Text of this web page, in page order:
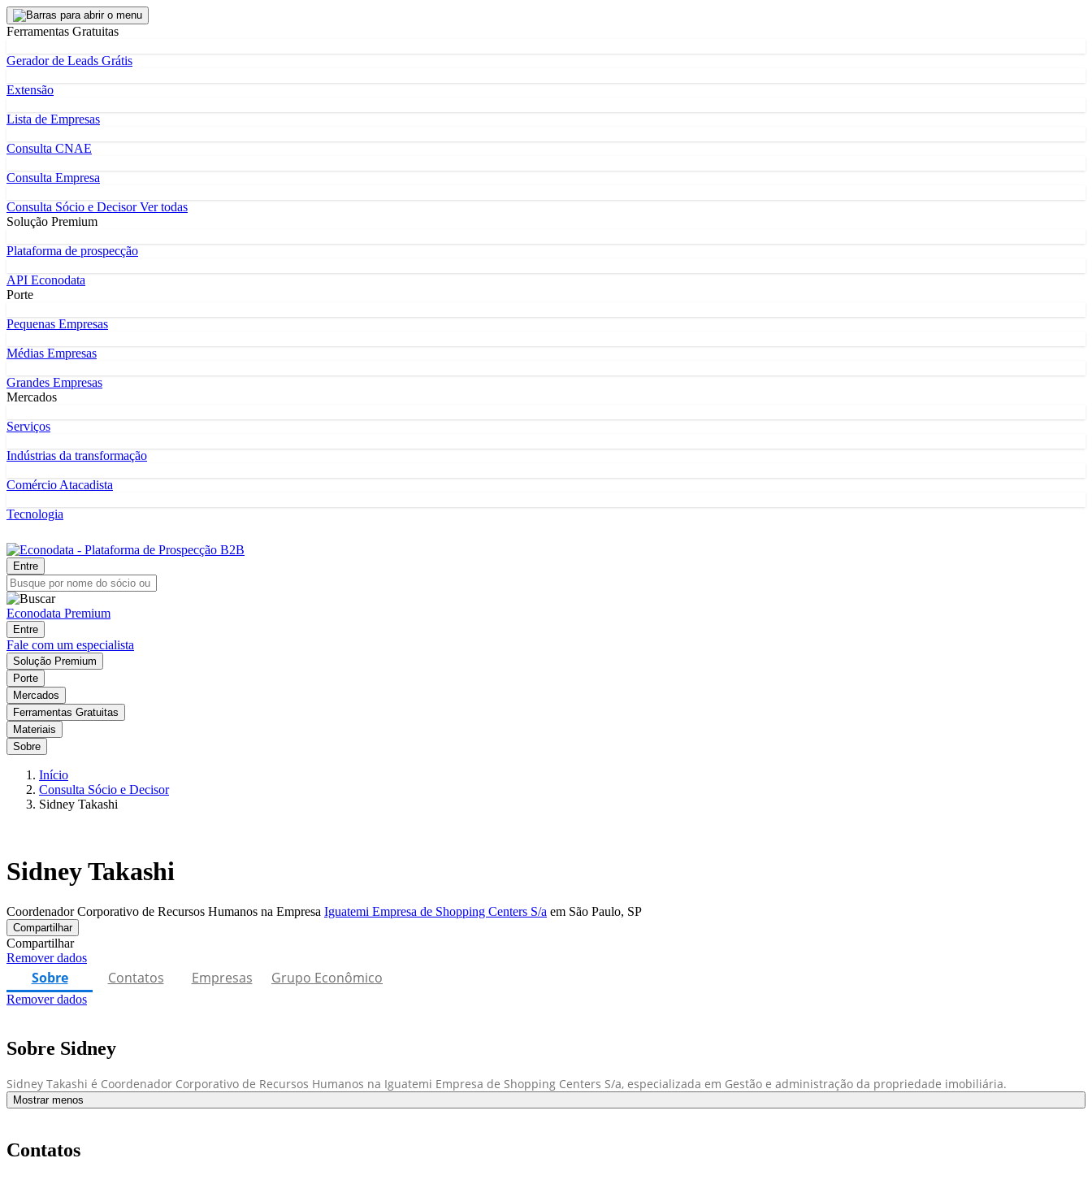
Ferramentas Gratuitas
Gerador de Leads Grátis
Extensão
Lista de Empresas
Consulta CNAE
Consulta Empresa
Consulta Sócio e DecisorVer todas
Solução Premium
Plataforma de prospecção
API Econodata
Porte
Pequenas Empresas
Médias Empresas
Grandes Empresas
Mercados
Serviços
Indústrias da transformação
Comércio Atacadista
Tecnologia
Entre
Econodata Premium
Entre
Fale com um especialista
Solução Premium
Porte
Mercados
Ferramentas Gratuitas
Materiais
Sobre
Início
Consulta Sócio e Decisor
Sidney Takashi
Sidney Takashi
Coordenador Corporativo de Recursos Humanos na Empresa Iguatemi Empresa de Shopping Centers S/a em São Paulo, SP
Compartilhar
Compartilhar
Remover dados
Sobre Contatos Empresas Grupo Econômico
Remover dados
Sobre Sidney
Sidney Takashi é Coordenador Corporativo de Recursos Humanos na Iguatemi Empresa de Shopping Centers S/a, especializada em Gestão e administração da propriedade imobiliária.
Mostrar menos
Contatos